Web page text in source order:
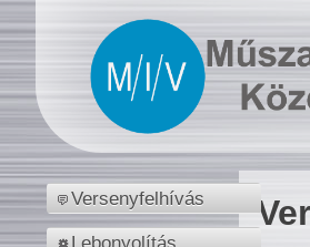
Versenyfelhívás
Lebonyolítás